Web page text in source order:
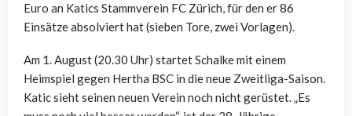
Euro an Katics Stammverein FC Zürich, für den er 86
Einsätze absolviert hat (sieben Tore, zwei Vorlagen).
Am 1. August (20.30 Uhr) startet Schalke mit einem
Heimspiel gegen Hertha BSC in die neue Zweitliga-Saison.
Katic sieht seinen neuen Verein noch nicht gerüstet. „Es